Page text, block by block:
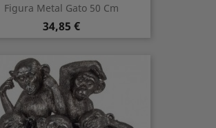
Figura Metal Gato 50 Cm
Precio
34,85 €